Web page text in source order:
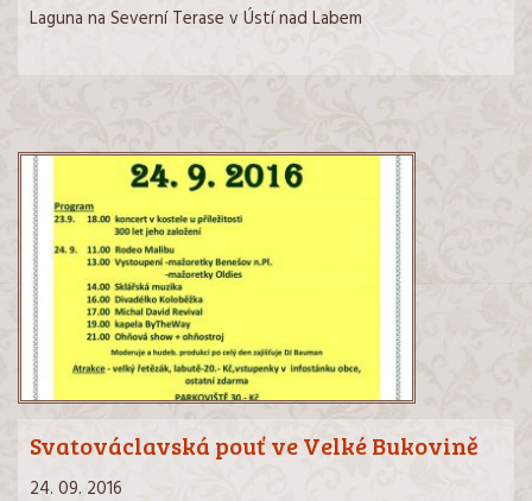
Laguna na Severní Terase v Ústí nad Labem
Svatováclavská pouť ve Velké Bukovině
24. 09. 2016